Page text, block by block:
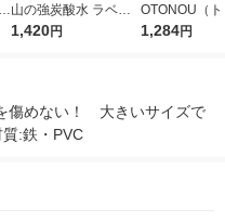
山の強炭酸水 ラベル
レス 500ml 1箱（24
1,420円
OTONOU（
ウ） by
1,284円
傷めない！　大きいサイズで
　材質:鉄・PVC